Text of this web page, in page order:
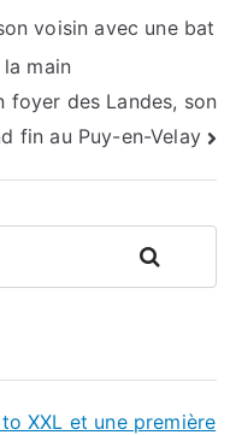
voisin avec une bat
main
foyer des Landes, son
fin au Puy-en-Velay
Rechercher
XXL et une première